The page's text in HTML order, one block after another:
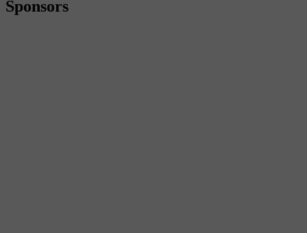
Sponsors